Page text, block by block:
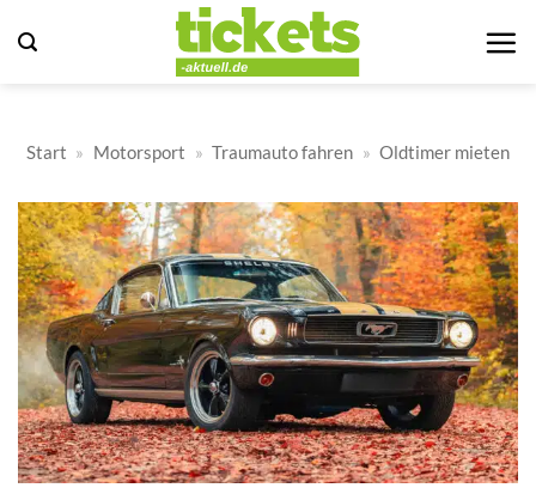
Inhalt
Start » Motorsport » Traumauto fahren » Oldtimer mieten